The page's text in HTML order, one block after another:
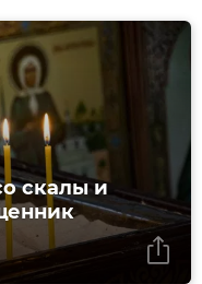
скалы и